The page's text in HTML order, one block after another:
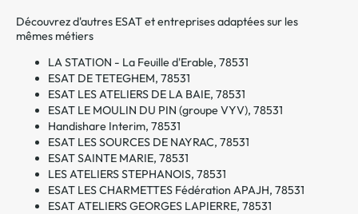
Découvrez d'autres ESAT et entreprises adaptées sur les
mêmes métiers
LA STATION - La Feuille d'Erable, 78531
ESAT DE TETEGHEM, 78531
ESAT LES ATELIERS DE LA BAIE, 78531
ESAT LE MOULIN DU PIN (groupe VYV), 78531
Handishare Interim, 78531
ESAT LES SOURCES DE NAYRAC, 78531
ESAT SAINTE MARIE, 78531
LES ATELIERS STEPHANOIS, 78531
ESAT LES CHARMETTES Fédération APAJH, 78531
ESAT ATELIERS GEORGES LAPIERRE, 78531